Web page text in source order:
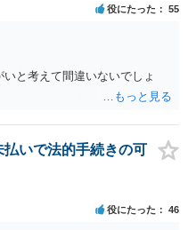
役にたった 55
と考えて間違いないでしょ
いで法的手続きの可
役にたった 46